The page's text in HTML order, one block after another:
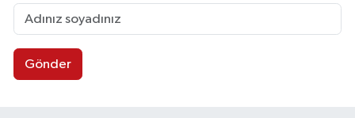
Gönder